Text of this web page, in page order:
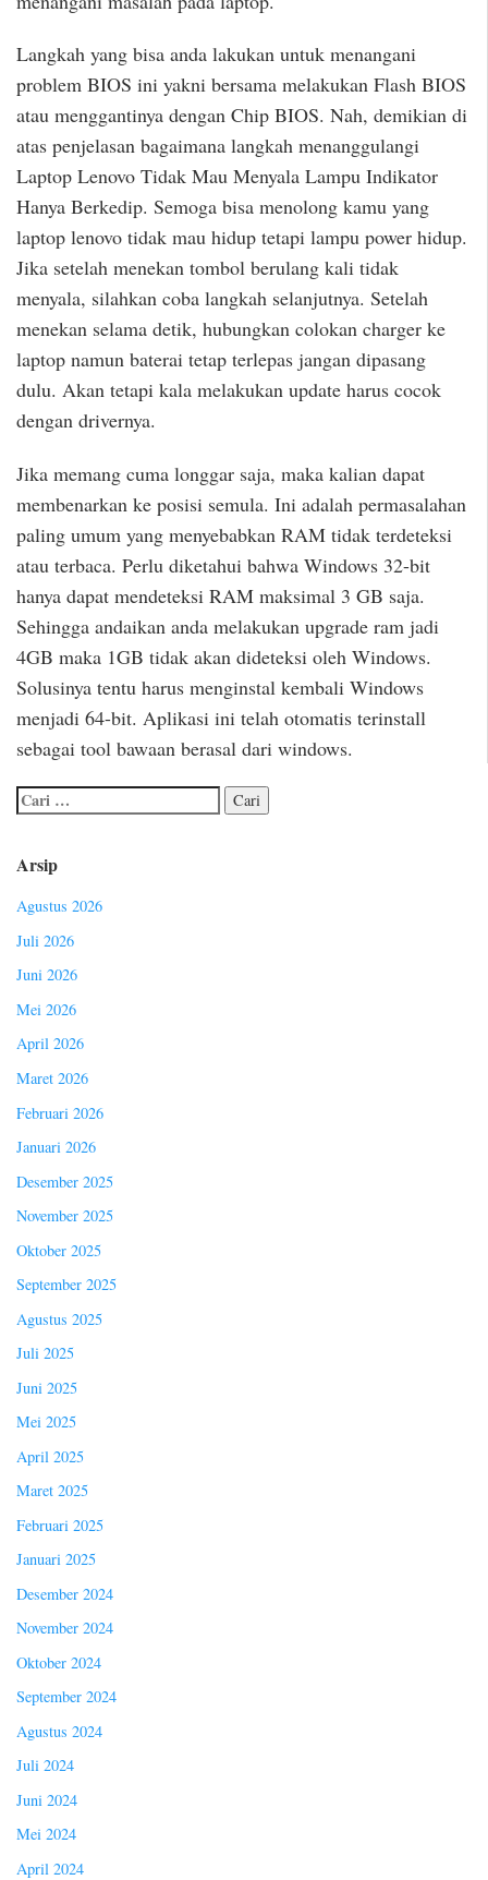
Langkah yang bisa anda lakukan untuk menangani
problem BIOS ini yakni bersama melakukan Flash BIOS
atau menggantinya dengan Chip BIOS. Nah, demikian di
atas penjelasan bagaimana langkah menanggulangi
Laptop Lenovo Tidak Mau Menyala Lampu Indikator
Hanya Berkedip. Semoga bisa menolong kamu yang
laptop lenovo tidak mau hidup tetapi lampu power hidup.
Jika setelah menekan tombol berulang kali tidak
menyala, silahkan coba langkah selanjutnya. Setelah
menekan selama detik, hubungkan colokan charger ke
laptop namun baterai tetap terlepas jangan dipasang
dulu. Akan tetapi kala melakukan update harus cocok
dengan drivernya.
Jika memang cuma longgar saja, maka kalian dapat
membenarkan ke posisi semula. Ini adalah permasalahan
paling umum yang menyebabkan RAM tidak terdeteksi
atau terbaca. Perlu diketahui bahwa Windows 32-bit
hanya dapat mendeteksi RAM maksimal 3 GB saja.
Sehingga andaikan anda melakukan upgrade ram jadi
4GB maka 1GB tidak akan dideteksi oleh Windows.
Solusinya tentu harus menginstal kembali Windows
menjadi 64-bit. Aplikasi ini telah otomatis terinstall
sebagai tool bawaan berasal dari windows.
Arsip
Agustus 2026
Juli 2026
Juni 2026
Mei 2026
April 2026
Maret 2026
Februari 2026
Januari 2026
Desember 2025
November 2025
Oktober 2025
September 2025
Agustus 2025
Juli 2025
Juni 2025
Mei 2025
April 2025
Maret 2025
Februari 2025
Januari 2025
Desember 2024
November 2024
Oktober 2024
September 2024
Agustus 2024
Juli 2024
Juni 2024
Mei 2024
April 2024